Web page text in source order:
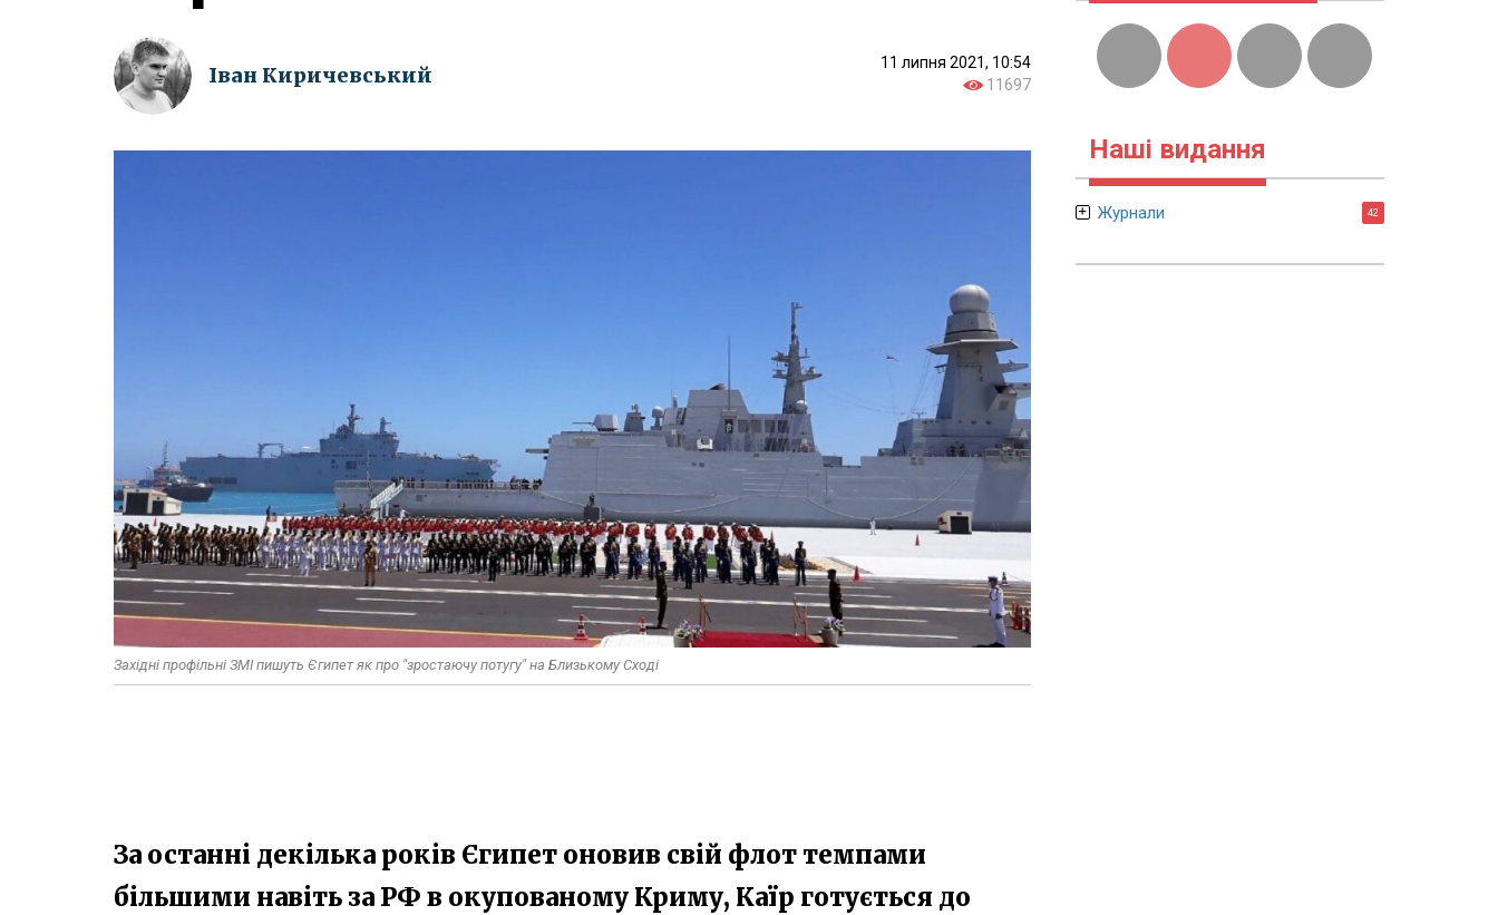
Іван Киричевський
11 липня 2021, 10:54
11697
Західні профільні ЗМІ пишуть Єгипет як про "зростаючу потугу" на Близькому Сході
За останні декілька років Єгипет оновив свій флот темпами
більшими навіть за РФ в окупованому Криму, Каїр готується до
Наші видання
Журнали 42